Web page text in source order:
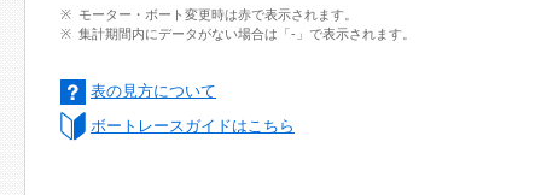
モーター・ボート変更時は赤で表示されます。
集計期間内にデータがない場合は「-」で表示されます。
表の見方について
ボートレースガイドはこちら